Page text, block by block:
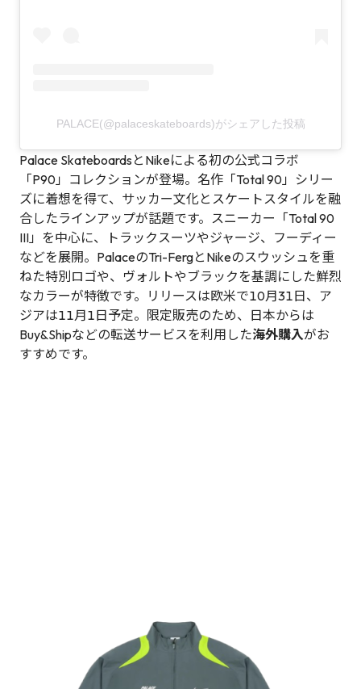
PALACE(@palaceskateboards)がシェアした投稿
Palace SkateboardsとNikeによる初の公式コラボ
「P90」コレクションが登場。名作「Total 90」シリー
ズに着想を得て、サッカー文化とスケートスタイルを融
合したラインアップが話題です。スニーカー「Total 90
III」を中心に、トラックスーツやジャージ、フーディー
などを展開。PalaceのTri-FergとNikeのスウッシュを重
ねた特別ロゴや、ヴォルトやブラックを基調にした鮮烈
なカラーが特徴です。リリースは欧米で10月31日、ア
ジアは11月1日予定。限定販売のため、日本からは
Buy&Shipなどの転送サービスを利用した海外購入がお
すすめです。